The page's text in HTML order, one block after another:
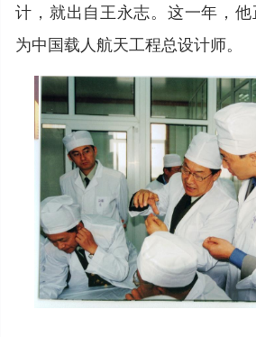
计，就出自王永志。这一年，
为中国载人航天工程总设计师。